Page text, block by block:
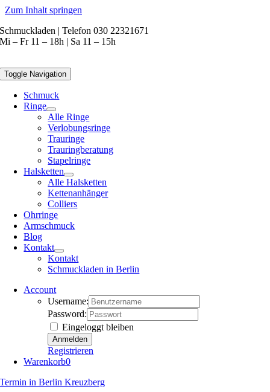
Zum Inhalt springen
Schmuckladen | Telefon 030 22321671
Mi – Fr 11 – 18h | Sa 11 – 15h
Toggle Navigation
Schmuck
Ringe
Alle Ringe
Verlobungsringe
Trauringe
Trauringberatung
Stapelringe
Halsketten
Alle Halsketten
Kettenanhänger
Colliers
Ohrringe
Armschmuck
Blog
Kontakt
Kontakt
Schmuckladen in Berlin
Account
Username:
Password:
Eingeloggt bleiben
Registrieren
Warenkorb0
Termin in Berlin Kreuzberg